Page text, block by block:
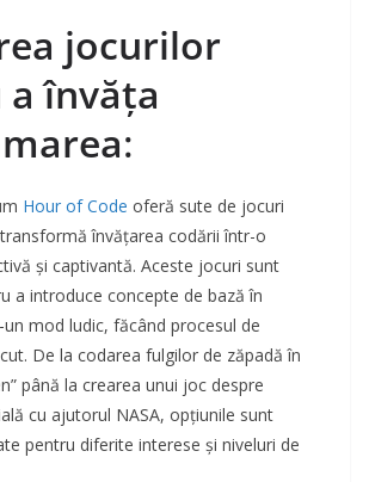
jocurilor
învăța
:
Hour of Code oferă sute de jocuri
învățarea codării într-o
și captivantă. Aceste jocuri sunt
a introduce concepte de bază în
mod ludic, făcând procesul de
De la codarea fulgilor de zăpadă în
până la crearea unui joc despre
cu ajutorul NASA, opțiunile sunt
pentru diferite interese și niveluri de